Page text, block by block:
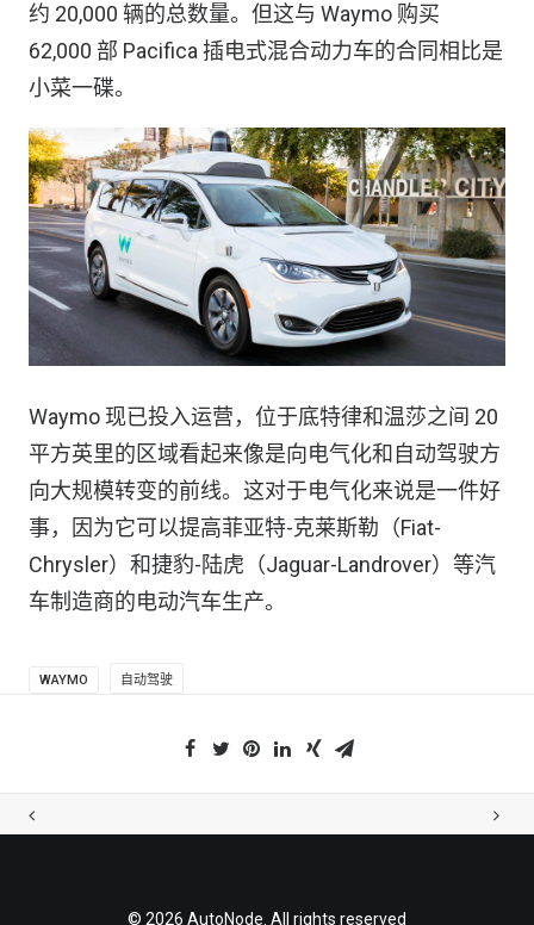
约 20,000 辆的总数量。但这与 Waymo 购买
62,000 部 Pacifica 插电式混合动力车的合同相比是
小菜一碟。
Waymo 现已投入运营，位于底特律和温莎之间 20
平方英里的区域看起来像是向电气化和自动驾驶方
向大规模转变的前线。这对于电气化来说是一件好
事，因为它可以提高菲亚特-克莱斯勒（Fiat-
Chrysler）和捷豹-陆虎（Jaguar-Landrover）等汽
车制造商的电动汽车生产。
WAYMO 自动驾驶
© 2026 AutoNode. All rights reserved